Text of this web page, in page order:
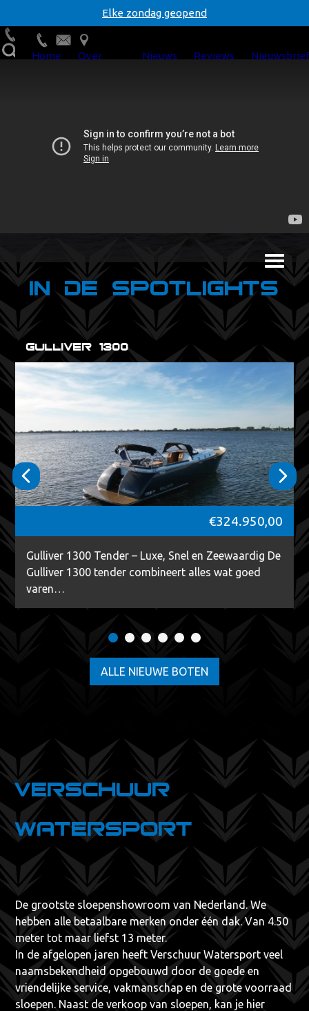
to
content
Elke zondag geopend
Home
Over
Nieuws Reviews
In de spotlights
Gulliver 1300
€324.950,00
Gulliver 1300 Tender – Luxe, Snel en Zeewaardig De
Gulliver 1300 tender combineert alles wat goed
varen…
ALLE NIEUWE BOTEN
Verschuur
Watersport
De grootste sloepenshowroom van Nederland. We
hebben alle betaalbare merken onder één dak. Van 4.50
meter tot maar liefst 13 meter.
In de afgelopen jaren heeft Verschuur Watersport veel
naamsbekendheid opgebouwd door de goede en
vriendelijke service, vakmanschap en de grote voorraad
sloepen. Naast de verkoop van sloepen, kan je hier